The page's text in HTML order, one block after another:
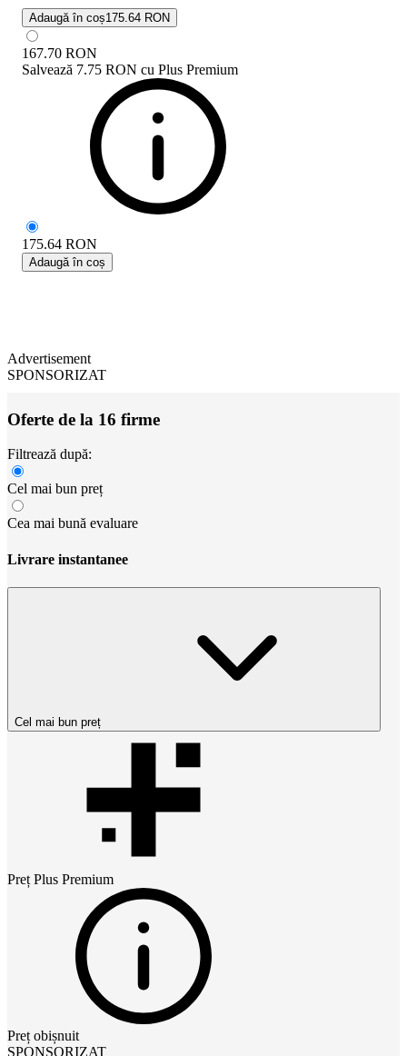
Adaugă în coș175.64 RON
167.70 RON
Salvează 7.75 RON cu Plus Premium
175.64 RON
Adaugă în coș
Advertisement
SPONSORIZAT
Oferte de la 16 firme
Filtrează după:
Cel mai bun preț
Cea mai bună evaluare
Livrare instantanee
Cel mai bun preț
Preț Plus Premium
Preț obișnuit
SPONSORIZAT